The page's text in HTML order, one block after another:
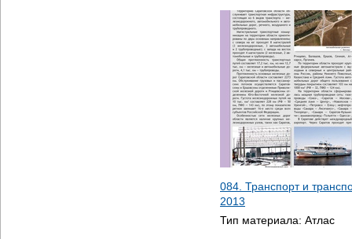
084. Транспорт и
2013
Тип материала: Атлас